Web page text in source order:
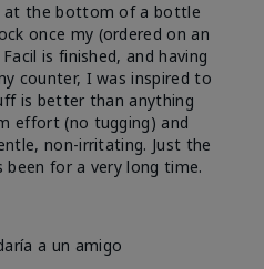
at the bottom of a bottle
once my (ordered on an
is finished, and having
counter, I was inspired to
is better than anything
effort (no tugging) and
non-irritating. Just the
for a very long time.
a un amigo